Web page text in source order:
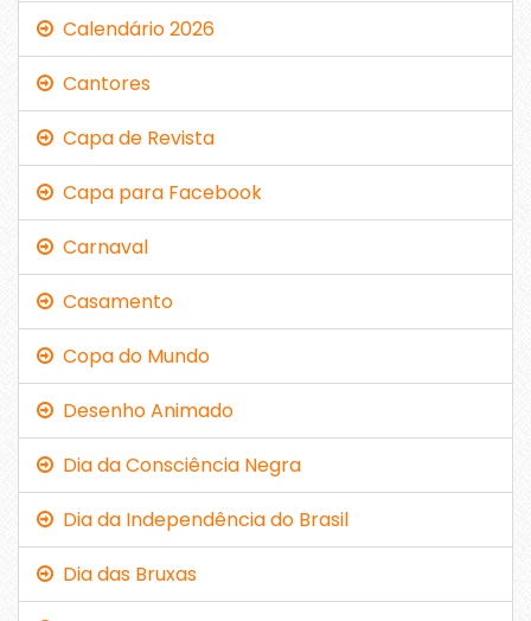
Calendário 2026
Cantores
Capa de Revista
Capa para Facebook
Carnaval
Casamento
Copa do Mundo
Desenho Animado
Dia da Consciência Negra
Dia da Independência do Brasil
Dia das Bruxas